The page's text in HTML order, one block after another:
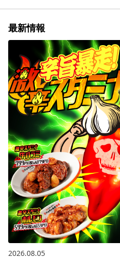
最新情報
2026.08.05